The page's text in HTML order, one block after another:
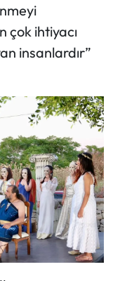
çok ihtiyacı
insanlardır”